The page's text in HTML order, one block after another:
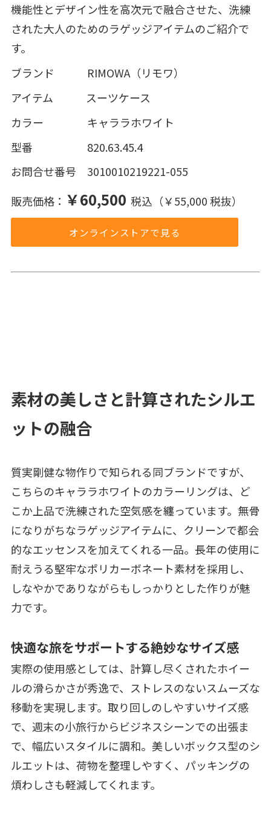
機能性とデザイン性を高次元で融合させた、洗練
された大人のためのラゲッジアイテムのご紹介で
す。
ブランド RIMOWA（リモワ）
アイテム スーツケース
カラー キャララホワイト
型番 820.63.45.4
お問合せ番号 3010010219221-055
販売価格： ￥60,500 税込（￥55,000 税抜）
オンラインストアで見る
素材の美しさと計算されたシルエ
ットの融合
質実剛健な物作りで知られる同ブランドですが、
こちらのキャララホワイトのカラーリングは、ど
こか上品で洗練された空気感を纏っています。無骨
になりがちなラゲッジアイテムに、クリーンで都会
的なエッセンスを加えてくれる一品。長年の使用に
耐えうる堅牢なポリカーボネート素材を採用し、
しなやかでありながらもしっかりとした作りが魅
力です。
快適な旅をサポートする絶妙なサイズ感
実際の使用感としては、計算し尽くされたホイー
ルの滑らかさが秀逸で、ストレスのないスムーズな
移動を実現します。取り回しのしやすいサイズ感
で、週末の小旅行からビジネスシーンでの出張ま
で、幅広いスタイルに調和。美しいボックス型のシ
ルエットは、荷物を整理しやすく、パッキングの
煩わしさも軽減してくれます。